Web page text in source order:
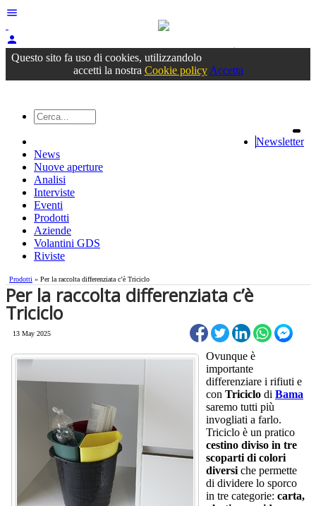
menu
person
Accedioppure registrati
Questo sito fa uso di cookies, utilizzandolo
accetti la nostra Cookie policy Accetta
Newsletter
News
Nuove aperture
Analisi
Interviste
Eventi
Prodotti
Aziende
Volantini GDS
Riviste
Prodotti » Per la raccolta differenziata c’è Triciclo
Per la raccolta differenziata c’è
Triciclo
13 May 2025
Ovunque è
importante
differenziare i rifiuti e
con Triciclo di Bama
saremo tutti più
invogliati a farlo.
Triciclo è un pratico
cestino diviso in tre
scoparti di colori
diversi che permette
di dividere lo sporco
in tre categorie: carta,